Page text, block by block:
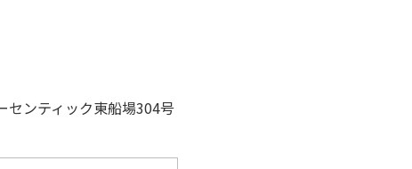
センティック東船場304号